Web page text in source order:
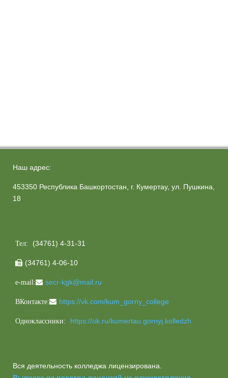
Наш адрес:
453350 Республика Башкортостан, г. Кумертау, ул. Пушкина,
18
Тел: (34761) 4-31-31
 (34761) 4-06-10
e-mail: secr-kgk@mail.ru
ВКонтакте: https://vk.com/kum_gorny_college
Одноклассники: https://ok.ru/kumertau.gornyj.kolledzh
Вся деятельность колледжа лицензирована.